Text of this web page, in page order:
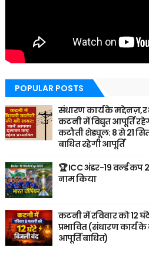
POPULAR POSTS
संधारण कार्य के
कटनी में विद्युत आपूर्ति
कटौती शेड्यूल: 8 से 21
बाधित रहेगी आपूर्ति
🏆 ICC अंडर-19 वर्ल्ड
नाम किया
कटनी में रविवार को 12
प्रभावित (संधारण कार्य
आपूर्ति बाधित)